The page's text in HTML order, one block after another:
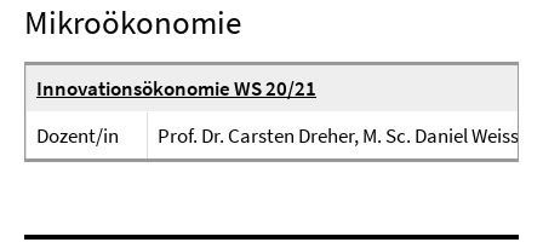
Mikroökonomie
Innovationsökonomie WS 20/21
Dozent/in
Prof. Dr. Carsten Dreher, M. Sc. Daniel Weiss